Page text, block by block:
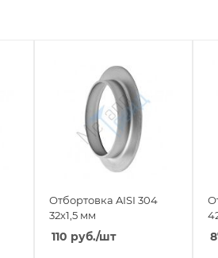
Отбортовка AISI 304
32х1,5 мм
110 руб./шт